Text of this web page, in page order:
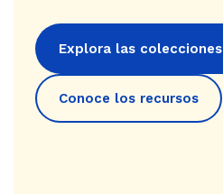
Explora las colecciones
Conoce los recursos